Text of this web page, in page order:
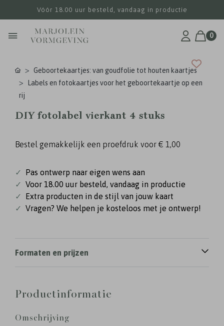
Vóór 18.00 uur besteld, vandaag in productie
0
Geboortekaartjes: van goudfolie tot houten kaartjes
Labels en fotokaartjes voor het geboortekaartje op een
rij
DIY fotolabel vierkant 4 stuks
Bestel gemakkelijk een proefdruk voor € 1,00
✓
Pas ontwerp naar eigen wens aan
✓ Voor 18.00 uur besteld, vandaag in productie
✓
Extra producten in de stijl van jouw kaart
✓ Vragen? We helpen je kosteloos met je ontwerp!
Formaten en prijzen
Productinformatie
Omschrijving